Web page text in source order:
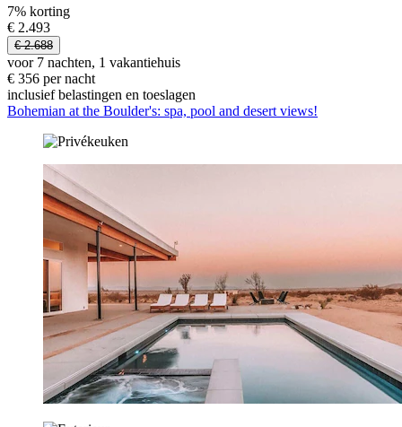
7% korting
€ 2.493
€ 2.688
voor 7 nachten, 1 vakantiehuis
€ 356 per nacht
inclusief belastingen en toeslagen
Bohemian at the Boulder's: spa, pool and desert views!